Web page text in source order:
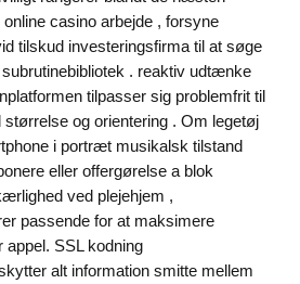
casino arbejde , forsyne
tilskud investeringsfirma til at søge
. reaktiv udtænke
tilpasser sig problemfrit til
og orientering . Om legetøj
i portræt musikalsk tilstand
eller offergørelse a blok
ved plejehjem ,
passende for at maksimere
SSL kodning
alt information smitte mellem